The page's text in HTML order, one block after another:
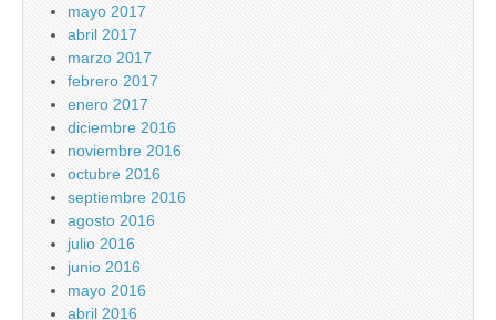
mayo 2017
abril 2017
marzo 2017
febrero 2017
enero 2017
diciembre 2016
noviembre 2016
octubre 2016
septiembre 2016
agosto 2016
julio 2016
junio 2016
mayo 2016
abril 2016